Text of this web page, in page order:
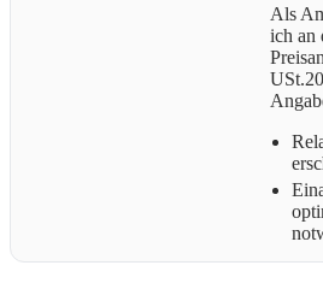
Als
ich an